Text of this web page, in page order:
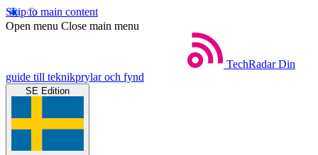
Skip to main content
Open menu Close main menu
TechRadar Din
guide till teknikprylar och fynd
SE Edition